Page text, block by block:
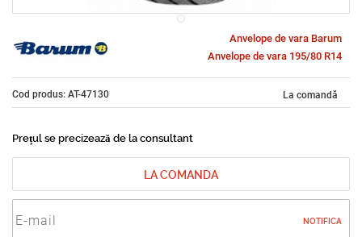
Anvelope de vara Barum
Anvelope de vara 195/80 R14
Cod produs: AT-47130 La comandă
Prețul se precizează de la consultant
LA COMANDA
NOTIFICA